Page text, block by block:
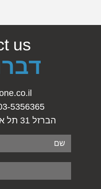
us
5356365 | 054-2345941
הברזל 31 תל אביב | קצין 23 רעננה